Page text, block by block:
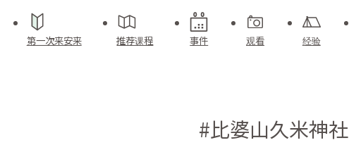
第一次来安来 推荐课程 事件 观看 经验
#比婆山久米神社